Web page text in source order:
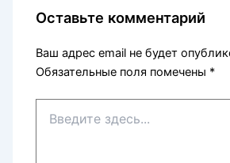
Оставьте комментарий
Ваш адрес email не будет
Обязательные поля помечены *
здесь...